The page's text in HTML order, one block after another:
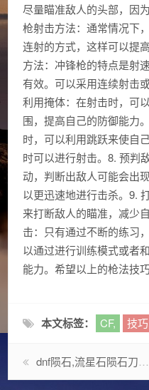
尽量瞄准敌人的头部，因
枪射击方法：通常情况下
连射的方式，这样可以提
方法：冲锋枪的特点是射
有效。可以采用连续射击
利用掩体：在射击时，可
围，提高自己的防御能力
时，可以利用跳跃来使自
时可以进行射击。8. 预判
动，判断出敌人可能会出
以更迅速地进行击杀。9.
来打断敌人的瞄准，减少
击：只有通过不断的练习
以通过进行训练模式或者
能力。希望以上的枪法技
本文标签： CF, 技
dnf陨石,流星石陨石刀市场价是多少?